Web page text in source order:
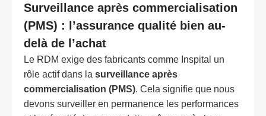
Surveillance après commercialisation
(PMS) : l’assurance qualité bien au-
delà de l’achat
Le RDM exige des fabricants comme Inspital un
rôle actif dans la surveillance après
commercialisation (PMS). Cela signifie que nous
devons surveiller en permanence les performances